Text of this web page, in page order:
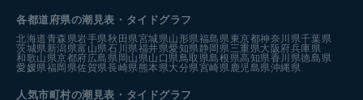
各都道府県の潮見表 ・タイドグラフ
北海道青森県岩手県秋田県宮城県山形県福島県東京都神奈川県千葉県
茨城県新潟県富山県石川県福井県愛知県静岡県三重県大阪府兵庫県
和歌山県京都府広島県 岡山県山口県鳥取県島根県高知県香川県徳島県
愛媛県福岡県佐賀県長崎県熊本県大分県宮崎県鹿児島県沖縄県
人気市町村の潮見表・タイドグラフ